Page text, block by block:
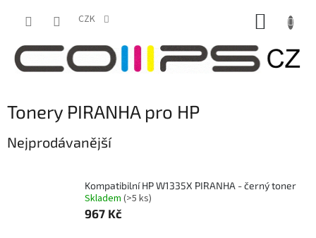
CZK
Tonery PIRANHA pro HP
Nejprodávanější
Kompatibilní HP W1335X PIRANHA - černý toner
Skladem (>5 ks)
967 Kč